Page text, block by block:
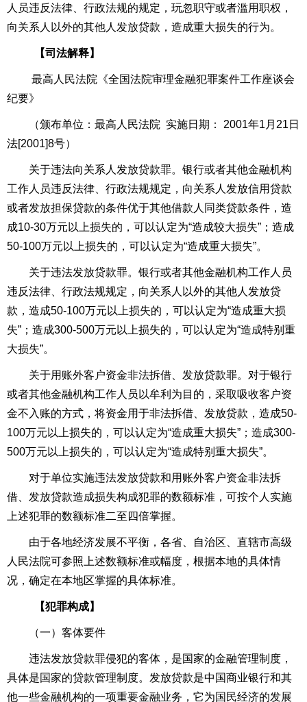
人员违反法律、行政法规的规定，玩忽职守或者滥用职权，
向关系人以外的其他人发放贷款，造成重大损失的行为。
【司法解释】
最高人民法院《全国法院审理金融犯罪案件工作座谈会
纪要》
（颁布单位：最高人民法院 实施日期： 2001年1 月 21 日
法[2001]8号）
关于违法向关系人发放贷款罪。银行或者其他金融机构
工作人员违反法律、 行政法规规定，向关系人发放信用贷款
或者发放担保贷款的条件优于其他借款人同类贷款条件，造
成10-30万元以上损失的，可以认定为“造成较大损失”；造成
50-100万元以上损失的，可以认定为“造成重大损失”。
关于违法发放贷款罪。银行或者其他金融机构工作人员
违反法律、行政法规规定，向关系人以外的其他人发放贷
款，造成50-100万元以上损失的，可以认定为“造成重大损
失”；造成300-500万元以上损失的，可以认定为“造成特别重
大损失”。
关于用账外客户资金非法拆借、发放贷款罪。对于银行
或者其他金融机构工作人员以牟利为目的，采取吸收客户资
金不入账的方式，将资金用于非法拆借、发放贷款，造成50-
100万元以上损失的，可以认定为“造成重大损失”；造成300-
500万元以上损失的，可以认定为“造成特别重大损失”。
对于单位实施违法发放贷款和用账外客户资金非法拆
借、发放贷款造成损失构成犯罪的数额标准，可按个人实施
上述犯罪的数额标准二至四倍掌握。
由于各地经济发展不平衡，各省、自治区、直辖市高级
人民法院可参照上述数额标准或幅度，根据本地的具体情
况，确定在本地区掌握的具体标准。
【犯罪构成】
（一）客体要件
违法发放贷款罪侵犯的客体，是国家的金融管理制度，
具体是国家的贷款管理制度。发放贷款是中国商业银行和其
他一些金融机构的一项重要金融业务，它为国民经济的发展